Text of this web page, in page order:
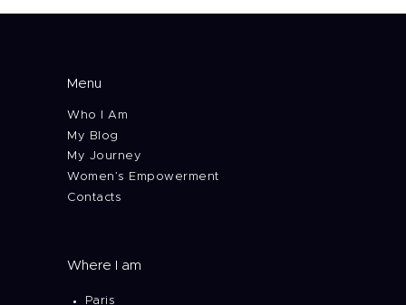
Menu
Who I Am
My Blog
My Journey
Women’s Empowerment
Contacts
Where I am
Paris